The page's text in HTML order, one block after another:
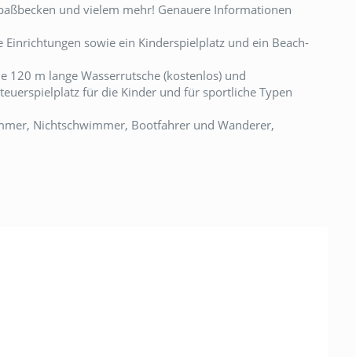
und vielem mehr! Genauere Informationen
sowie ein Kinderspielplatz und ein Beach-
120 m lange Wasserrutsche (kostenlos) und
für die Kinder und für sportliche Typen
Nichtschwimmer, Bootfahrer und Wanderer,